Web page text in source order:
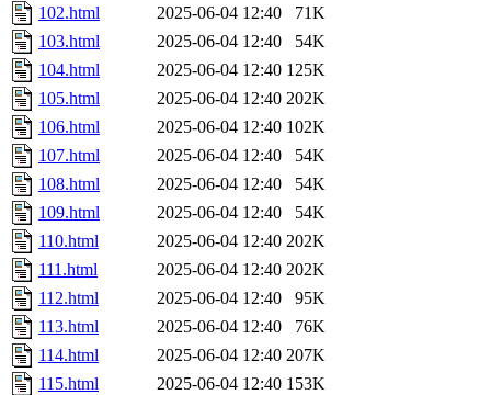
102.html
2025-06-04 12:40
71K
103.html
2025-06-04 12:40
54K
104.html
2025-06-04 12:40 125K
105.html
2025-06-04 12:40 202K
106.html
2025-06-04 12:40 102K
107.html
2025-06-04 12:40
54K
108.html
2025-06-04 12:40
54K
109.html
2025-06-04 12:40
54K
110.html
2025-06-04 12:40 202K
111.html
2025-06-04 12:40 202K
112.html
2025-06-04 12:40
95K
113.html
2025-06-04 12:40
76K
114.html
2025-06-04 12:40 207K
115.html
2025-06-04 12:40 153K